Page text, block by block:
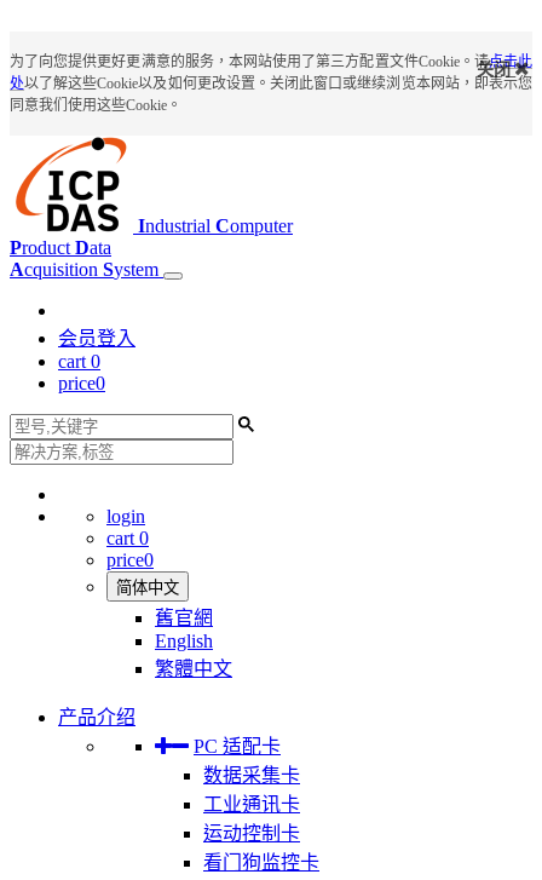
为了向您提供更好更满意的服务，本网站使用了第三方配置文件Cookie。请点击此
处以了解这些Cookie以及如何更改设置。关闭此窗口或继续浏览本网站，即表示您
同意我们使用这些Cookie。
关闭
Industrial Computer
Product Data
Acquisition System
会员登入
cart 0
price0
login
cart 0
price0
简体中文
舊官網
English
繁體中文
产品介绍
PC 适配卡
数据采集卡
工业通讯卡
运动控制卡
看门狗监控卡